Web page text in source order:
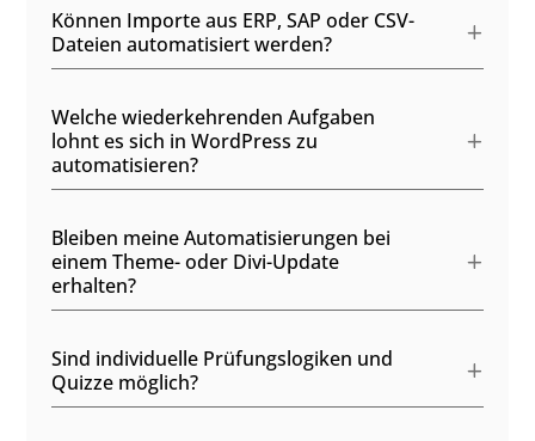
Können Importe aus ERP, SAP oder CSV-
Dateien automatisiert werden?
Welche wiederkehrenden Aufgaben
lohnt es sich in WordPress zu
automatisieren?
Bleiben meine Automatisierungen bei
einem Theme- oder Divi-Update
erhalten?
Sind individuelle Prüfungslogiken und
Quizze möglich?